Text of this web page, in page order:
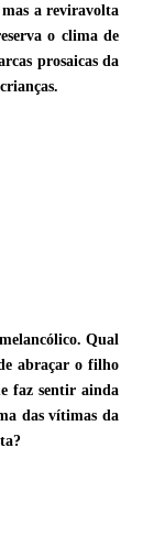
mas a reviravolta
o clima de
prosaicas da
Qual
abraçar o filho
faz sentir ainda
das vítimas da